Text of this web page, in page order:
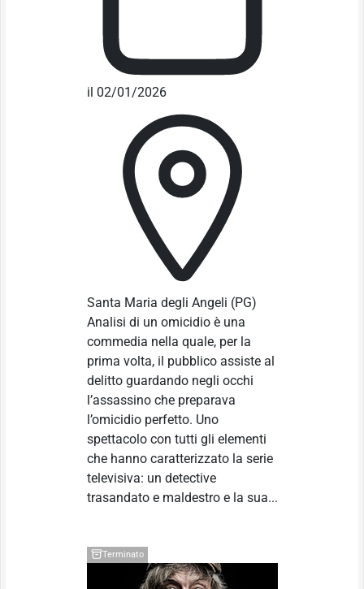
il 02/01/2026
Santa Maria degli Angeli (PG)
Analisi di un omicidio è una
commedia nella quale, per la
prima volta, il pubblico assiste al
delitto guardando negli occhi
l’assassino che preparava
l’omicidio perfetto. Uno
spettacolo con tutti gli elementi
che hanno caratterizzato la serie
televisiva: un detective
trasandato e maldestro e la sua...
Terminato